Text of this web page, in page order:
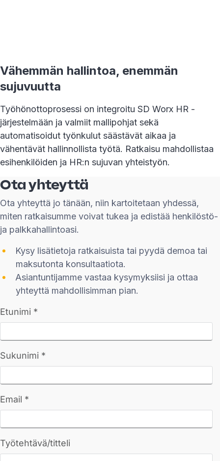
Vähemmän hallintoa, enemmän
sujuvuutta
Työhönottoprosessi on integroitu SD Worx HR -
järjestelmään ja valmiit mallipohjat sekä
automatisoidut työnkulut säästävät aikaa ja
vähentävät hallinnollista työtä. Ratkaisu mahdollistaa
esihenkilöiden ja HR:n sujuvan yhteistyön.
Ota yhteyttä
Ota yhteyttä jo tänään, niin kartoitetaan yhdessä,
miten ratkaisumme voivat tukea ja edistää henkilöstö-
ja palkkahallintoasi.
Kysy lisätietoja ratkaisuista tai pyydä demoa tai
maksutonta konsultaatiota.
Asiantuntijamme vastaa kysymyksiisi ja ottaa
yhteyttä mahdollisimman pian.